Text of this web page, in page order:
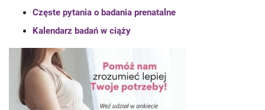
Częste pytania o badania prenatalne
Kalendarz badań w ciąży